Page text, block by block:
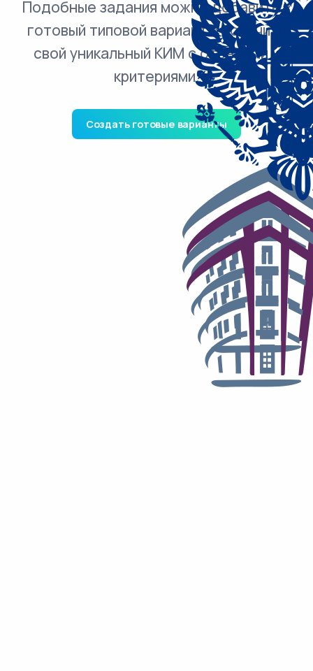
Подобные задания можно добавить в
готовый типовой вариант и получить
свой уникальный КИМ с ответами и
критериями.
Создать готовые варианты